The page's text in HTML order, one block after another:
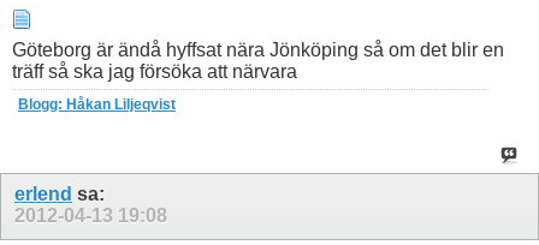
Göteborg är ändå hyffsat nära Jönköping så om det blir en
träff så ska jag försöka att närvara
Blogg: Håkan Liljeqvist
erlend sa:
2012-04-13 19:08